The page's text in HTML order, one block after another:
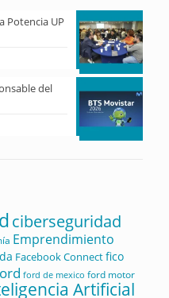
Potencia UP
del
ciberseguridad
Emprendimiento
Facebook Connectfico
ford de mexico ford motor
Artificial